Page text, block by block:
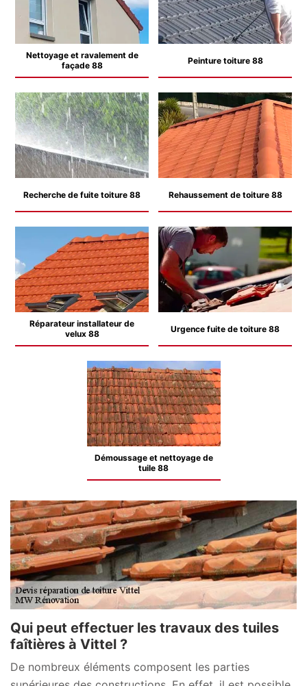
Nettoyage et ravalement de
façade 88
Peinture toiture 88
Recherche de fuite toiture 88 Rehaussement de toiture 88
Réparateur installateur de
velux 88
Urgence fuite de toiture 88
Démoussage et nettoyage de
tuile 88
Qui peut effectuer les travaux des tuiles
faîtières à Vittel ?
De nombreux éléments composent les parties